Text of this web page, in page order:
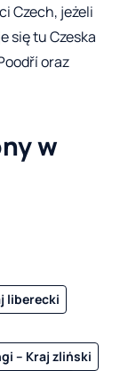
Czech, jeżeli
się tu Czeska
oraz
w
liberecki
– Kraj zliński